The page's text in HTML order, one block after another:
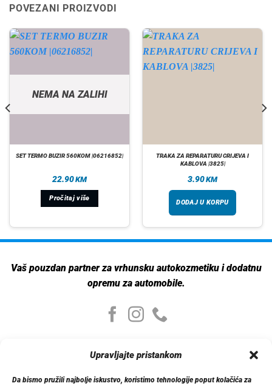
Upravljajte pristankom
Da bismo pružili najbolje iskustvo, koristimo tehnologije poput kolačića za
POVEZANI PROIZVODI
NEMA NA ZALIHI
SET TERMO BUZIR 560KOM |06216852|
22.90KM
Pročitaj više
TRAKA ZA REPARATURU CRIJEVA I
KABLOVA |3825|
3.90KM
DODAJ U KORPU
Vaš pouzdan partner za vrhunsku autokozmetiku i dodatnu
opremu za automobile.
Moj nalog
Moj nalog
Moje narudžbe